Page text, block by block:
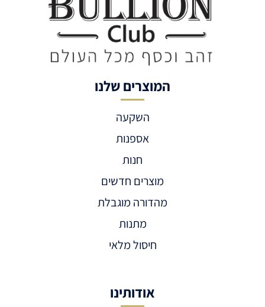
המוצרים שלנו
השקעה
אספנות
חנות
מוצרים חדשים
מהדורה מוגבלת
מתנות
חיסול מלאי
אודותינו